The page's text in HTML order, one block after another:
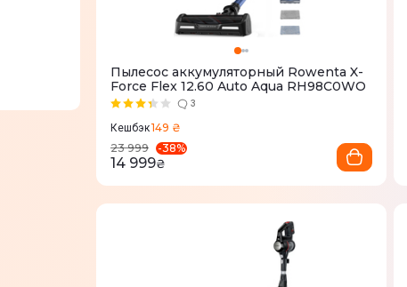
Пылесос аккумуляторный Rowenta X-
Force Flex 12.60 Auto Aqua RH98C0WO
3
Кешбэк149 ₴
23 999
-38%
14 999₴